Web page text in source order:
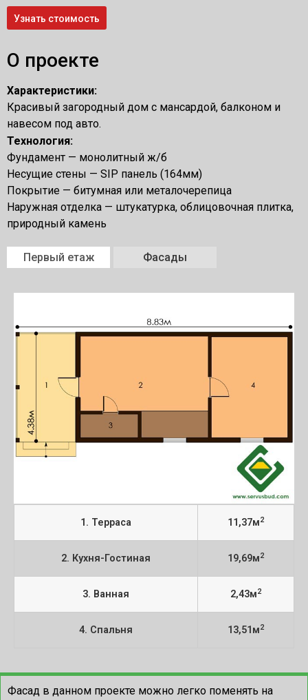
Узнать стоимость
О проекте
Характеристики:
Красивый загородный дом с мансардой, балконом и
навесом под авто.
Технология:
Фундамент — монолитный ж/б
Несущие стены — SIP панель (164мм)
Покрытие — битумная или металочерепица
Наружная отделка — штукатурка, облицовочная плитка,
природный камень
Первый етаж Фасады
1. Терраса 11,37м2
2. Кухня-Гостиная 19,69м2
3. Ванная 2,43м2
4. Спальня 13,51м2
Фасад в данном проекте можно легко поменять на